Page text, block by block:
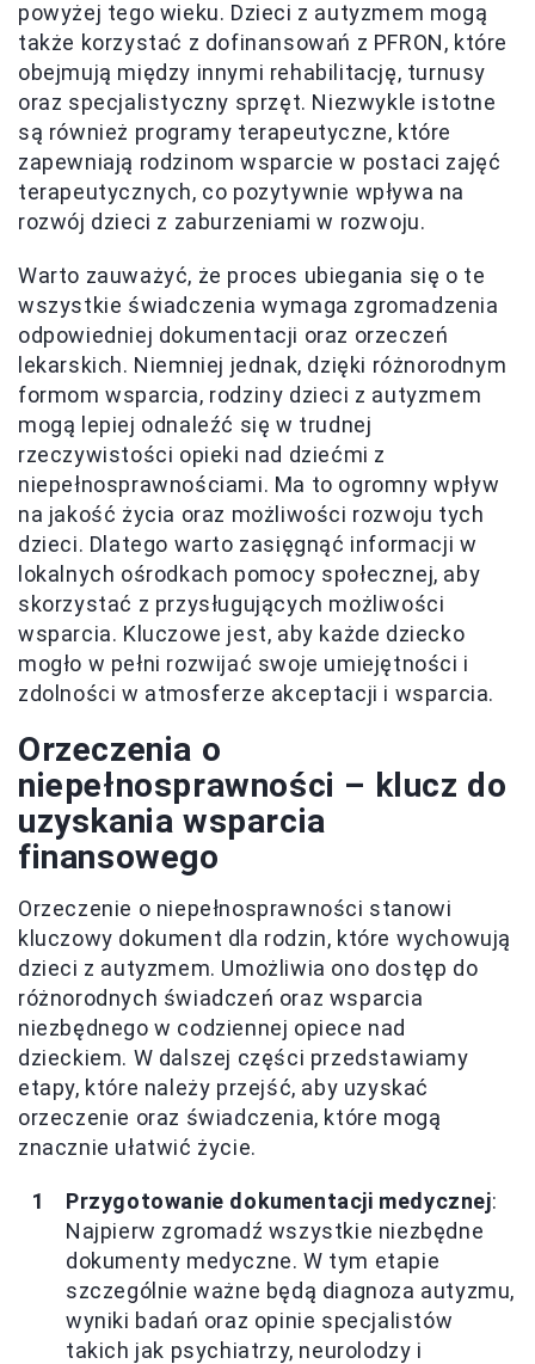
powyżej tego wieku. Dzieci z autyzmem mogą
także korzystać z dofinansowań z PFRON, które
obejmują między innymi rehabilitację, turnusy
oraz specjalistyczny sprzęt. Niezwykle istotne
są również programy terapeutyczne, które
zapewniają rodzinom wsparcie w postaci zajęć
terapeutycznych, co pozytywnie wpływa na
rozwój dzieci z zaburzeniami w rozwoju.
Warto zauważyć, że proces ubiegania się o te
wszystkie świadczenia wymaga zgromadzenia
odpowiedniej dokumentacji oraz orzeczeń
lekarskich. Niemniej jednak, dzięki różnorodnym
formom wsparcia, rodziny dzieci z autyzmem
mogą lepiej odnaleźć się w trudnej
rzeczywistości opieki nad dziećmi z
niepełnosprawnościami. Ma to ogromny wpływ
na jakość życia oraz możliwości rozwoju tych
dzieci. Dlatego warto zasięgnąć informacji w
lokalnych ośrodkach pomocy społecznej, aby
skorzystać z przysługujących możliwości
wsparcia. Kluczowe jest, aby każde dziecko
mogło w pełni rozwijać swoje umiejętności i
zdolności w atmosferze akceptacji i wsparcia.
Orzeczenia o
niepełnosprawności – klucz do
uzyskania wsparcia
finansowego
Orzeczenie o niepełnosprawności stanowi
kluczowy dokument dla rodzin, które wychowują
dzieci z autyzmem. Umożliwia ono dostęp do
różnorodnych świadczeń oraz wsparcia
niezbędnego w codziennej opiece nad
dzieckiem. W dalszej części przedstawiamy
etapy, które należy przejść, aby uzyskać
orzeczenie oraz świadczenia, które mogą
znacznie ułatwić życie.
Przygotowanie dokumentacji medycznej:
Najpierw zgromadź wszystkie niezbędne
dokumenty medyczne. W tym etapie
szczególnie ważne będą diagnoza autyzmu,
wyniki badań oraz opinie specjalistów
takich jak psychiatrzy, neurolodzy i